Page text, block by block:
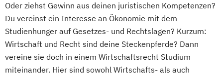
Oder ziehst Gewinn aus deinen juristischen Kompetenzen?
Du vereinst ein Interesse an Ökonomie mit dem
Studienhunger auf Gesetzes- und Rechtslagen? Kurzum:
Wirtschaft und Recht sind deine Steckenpferde? Dann
vereine sie doch in einem Wirtschaftsrecht Studium
miteinander. Hier sind sowohl Wirtschafts- als auch